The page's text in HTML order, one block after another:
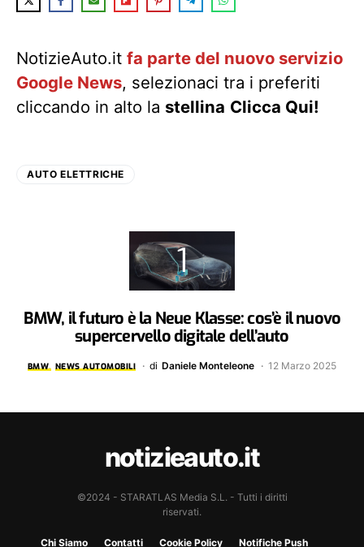
NotizieAuto.it fa parte del nuovo servizio
Google News, selezionaci tra i preferiti
cliccando in alto la stellina Clicca Qui!
AUTO ELETTRICHE
BMW, il futuro è la Neue Klasse: cos’è il nuovo
supercervello digitale dell’auto
BMW NEWS AUTOMOBILI di Daniele Monteleone 12 Marzo 2025
notizieauto.it
©2024 - STARATLAS Media S.L. - Tutti i diritti
riservati.
Chi Siamo Contatti Cookie Policy Notifiche Push